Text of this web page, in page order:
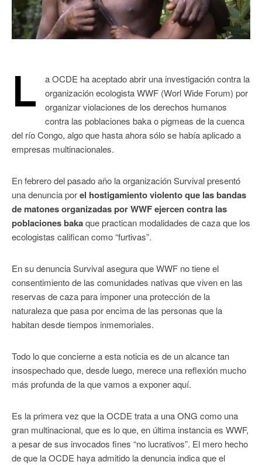
L
a OCDE ha aceptado abrir una investigación contra la
organización ecologista WWF (Worl Wide Forum) por
organizar violaciones de los derechos humanos
contra las poblaciones baka o pigmeas de la cuenca
del río Congo, algo que hasta ahora sólo se había aplicado a
empresas multinacionales.
En febrero del pasado año la organización Survival presentó
una denuncia porel hostigamiento violento que las bandas
de matones organizadas por WWF ejercen contra las
poblaciones bakaque practican modalidades de caza que los
ecologistas califican como “furtivas”.
En su denuncia Survival asegura que WWF no tiene el
consentimiento de las comunidades nativas que viven en las
reservas de caza para imponer una protección de la
naturaleza que pasa por encima de las personas que la
habitan desde tiempos inmemoriales.
Todo lo que concierne a esta noticia es de un alcance tan
insospechado que, desde luego, merece una reflexión mucho
más profunda de la que vamos a exponer aquí.
Es la primera vez que la OCDE trata a una ONG como una
gran multinacional, que es lo que, en última instancia es WWF,
a pesar de sus invocados fines “no lucrativos”. El mero hecho
de que la OCDE haya admitido la denuncia indica que el